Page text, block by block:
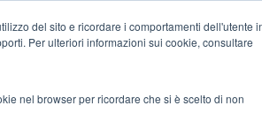
del sito e ricordare i comportamenti dell'utente
Per ulteriori informazioni sui cookie, consultare
nel browser per ricordare che si è scelto di non
dei distributori Contatta l’ufficio italiano